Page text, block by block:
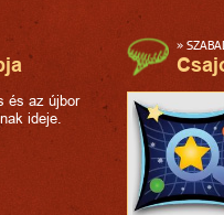
és az újbor
ideje.
»